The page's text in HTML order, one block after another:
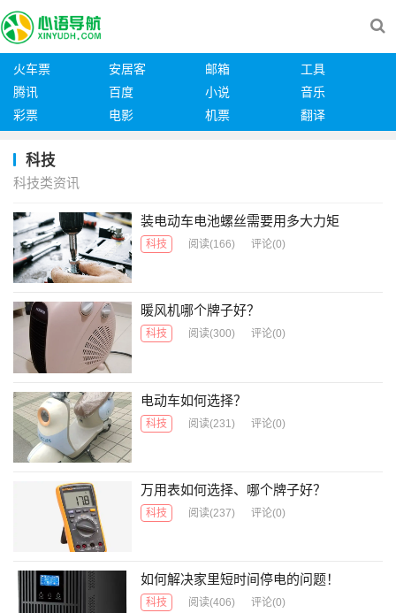
火车票 安居客 邮箱
工具
腾讯
百度 小说
音乐
彩票
电影 机票 翻译
科技
科技类资讯
装电动车电池螺丝需要用多大力矩
科技 阅读(166) 评论(0)
暖风机哪个牌子好？
科技 阅读(300) 评论(0)
电动车如何选择？
科技 阅读(231) 评论(0)
万用表如何选择、哪个牌子好？
科技 阅读(237) 评论(0)
如何解决家里短时间停电的问题！
科技 阅读(406) 评论(0)